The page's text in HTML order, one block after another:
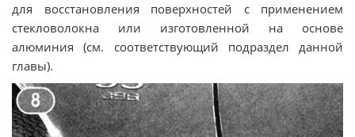
для восстановления поверхностей с применением
стекловолокна или изготовленной на основе
алюминия (см. соответствующий подраздел данной
главы).